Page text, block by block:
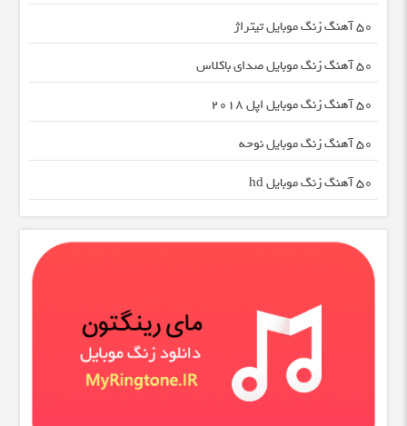
50 آهنگ زنگ موبایل تیتراژ
50 آهنگ زنگ موبایل صدای باکلاس
50 آهنگ زنگ موبایل اپل 2018
50 آهنگ زنگ موبایل نوحه
50 آهنگ زنگ موبایل hd